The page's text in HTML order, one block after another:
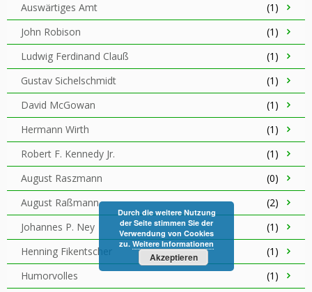
Auswärtiges Amt
(1)
John Robison
(1)
Ludwig Ferdinand Clauß
(1)
Gustav Sichelschmidt
(1)
David McGowan
(1)
Hermann Wirth
(1)
Robert F. Kennedy Jr.
(1)
August Raszmann
(0)
August Raßmann
(2)
Johannes P. Ney
(1)
Henning Fikentscher
(1)
Humorvolles
(1)
Durch die weitere Nutzung
der Seite stimmen Sie der
Verwendung von Cookies
zu. Weitere Informationen
Akzeptieren